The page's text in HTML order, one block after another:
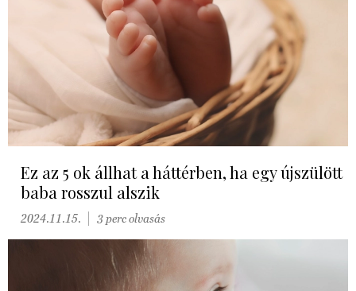
Ez az 5 ok állhat a háttérben, ha egy újszülött
baba rosszul alszik
2024.11.15. 3 perc olvasás